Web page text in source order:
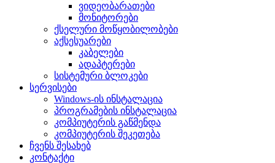
ვიდეობარათები
მონიტორები
ქსელური მოწყობილობები
აქსესუარები
კაბელები
ადაპტერები
სისტემური ბლოკები
სერვისები
Windows-ის ინსტალაცია
პროგრამების ინსტალაცია
კომპიუტერის გაწმენდა
კომპიუტერის შეკეთება
ჩვენს შესახებ
კონტაქტი